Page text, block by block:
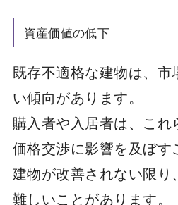
資産価値の低下
既存不適格な建物は、
い傾向があります。
購入者や入居者は、これ
価格交渉に影響を及ぼす
建物が改善されない限り
難しいことがあります。